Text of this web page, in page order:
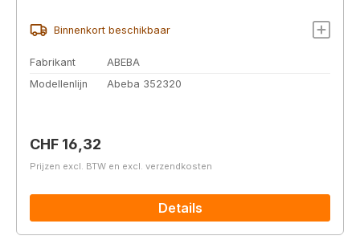
Binnenkort beschikbaar
Fabrikant
ABEBA
Modellenlijn
Abeba 352320
Normale prijs:
CHF 16,32
Prijzen excl. BTW en excl. verzendkosten
Details